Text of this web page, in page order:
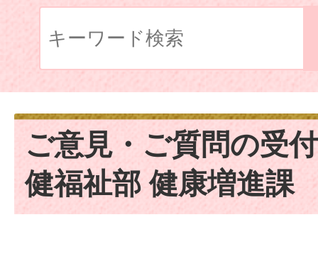
ご意見・ご質問の受
健福祉部 健康増進課